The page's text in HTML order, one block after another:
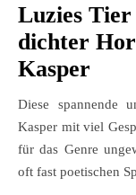
Luzies
dichter
Kasper
Diese spannende
Kasper mit viel
für das Genre
oft fast poetischen